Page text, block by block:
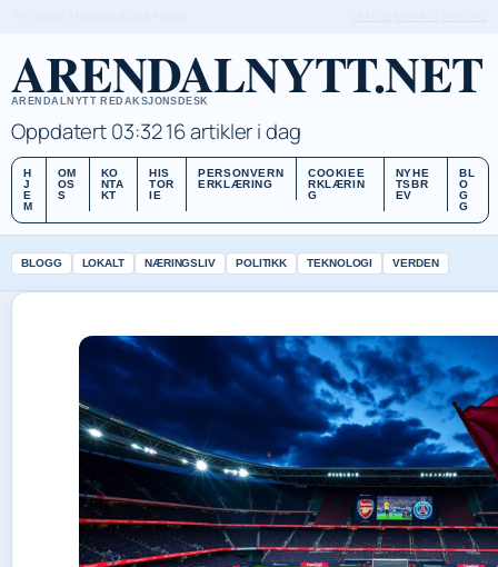
ARENDALNYTT.NET
ARENDALNYTT REDAKSJONSDESK
Oppdatert 03:3216 artikler i dag
H
J
E
M
OM
OS
S
KO
NTA
KT
HIS
TOR
IE
PERSONVERN
ERKLÆRING
COOKIEE
RKLÆRIN
G
NYHE
TSBR
EV
BL
O
G
G
BLOGG LOKALT NÆRINGSLIV POLITIKK TEKNOLOGI VERDEN